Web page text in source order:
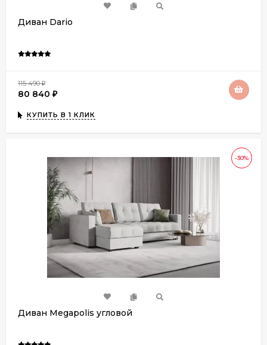
Диван Dario
115 490₽
80 840 ₽
КУПИТЬ В 1 КЛИК
-30%
Диван Megapolis угловой